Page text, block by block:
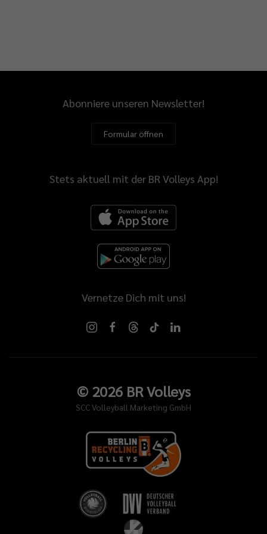
Abonniere unseren Newsletter!
Formular öffnen
Stets aktuell mit der BR Volleys App!
Vernetze Dich mit uns!
© 2026BR Volleys
SCC Volleyball Marketing GmbH